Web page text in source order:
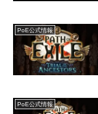
PoE公式情報
PoE公式情報